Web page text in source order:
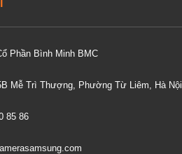
Phần Bình Minh BMC
Mễ Trì Thượng, Phường Từ Liêm, Hà Nội
85 86